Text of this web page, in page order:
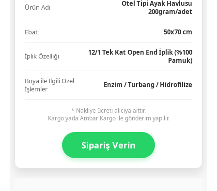
Ürün Adı
Otel Tipi Ayak Havlusu
200gram/adet
Ebat 50x70 cm
İplik Özelliği
12/1 Tek Kat Open End İplik (%100
Pamuk)
Boya ile İlgili Özel
İşlemler
Enzim / Turbang / Hidrofilize
* Nakliye ücreti alıcıya aittir.
​Kargo yada Ambar Kargo ile gönderim yapılır.
Sipariş Verin